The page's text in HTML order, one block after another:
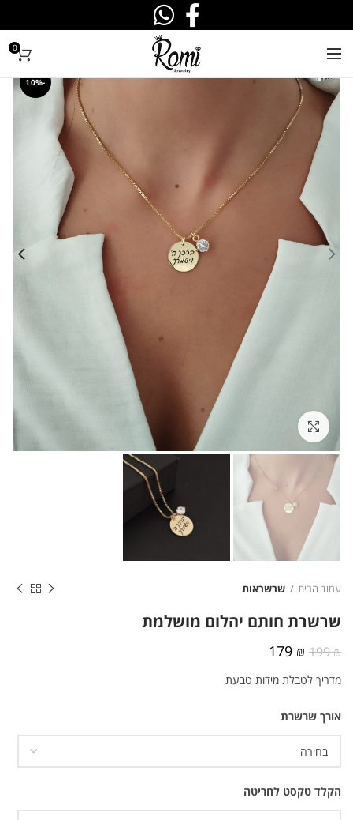
0
-10%
עמוד הבית שרשראות
שרשרת חותם יהלום מושלמת
199₪
המחיר
היה:
179 ₪
הוא:
מדריך לטבלת מידות טבעת
אורך שרשרת
הקלד טקסט לחריטה